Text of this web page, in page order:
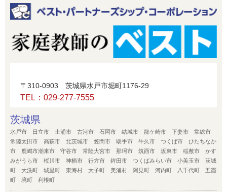
〒310-0903 茨城県水戸市堀町1176-29
TEL：029-277-7555
茨城県
水戸市 日立市 土浦市 古河市 石岡市 結城市 龍ケ崎市 下妻市 常総市
常陸太田市 高萩市 北茨城市 笠間市 取手市 牛久市 つくば市 ひたちなか
市 鹿嶋市潮来市 守谷市 常陸大宮市 那珂市 筑西市 坂東市 稲敷市 かす
みがうら市 桜川市 神栖市 行方市 鉾田市 つくばみらい市 小美玉市 茨城
町 大洗町 城里町 東海村 大子町 美浦村 阿見町 河内町 八千代町 五霞
町 境町 利根町